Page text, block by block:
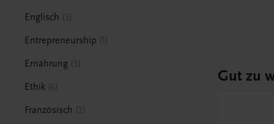
Englisch 5
Entrepreneurship 1
Ernährung 5
Ethik 6
Französisch 2
Gut zu